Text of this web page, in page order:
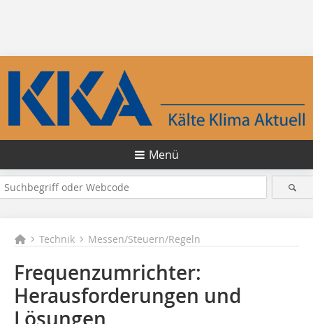
Menü
Technik Messen/Steuern/Regeln
Frequenzumrichter:
Herausforderungen und
Lösungen